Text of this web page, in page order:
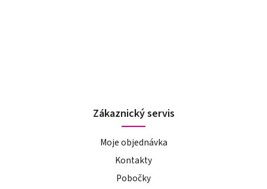
Zákaznický servis
Moje objednávka
Kontakty
Pobočky